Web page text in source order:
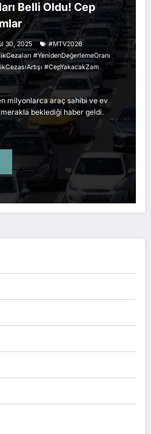
Belli Oldu! Cep
30, 2025
#MTV2026
#YenidenDeğerlemeOranı
#CepYakacakZam
milyonlarca araç sahibi ve ev
beklediği haber geldi.